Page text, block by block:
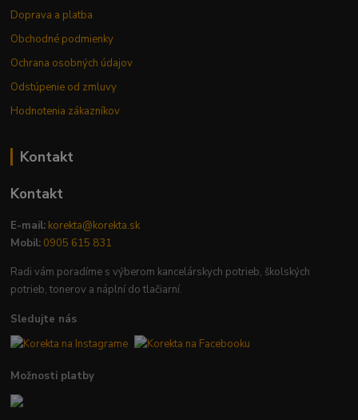
Doprava a platba
Obchodné podmienky
Ochrana osobných údajov
Odstúpenie od zmluvy
Hodnotenia zákazníkov
Kontakt
Kontakt
E-mail: korekta@korekta.sk
Mobil: 0905 615 831
Radi vám poradíme s výberom kancelárskych potrieb, školských
potrieb, tonerov a náplní do tlačiarní.
Sledujte nás
Možnosti platby